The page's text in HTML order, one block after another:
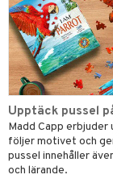
Upptäck pussel
Madd Capp
följer motivet och
pussel innehåller
och lärande.